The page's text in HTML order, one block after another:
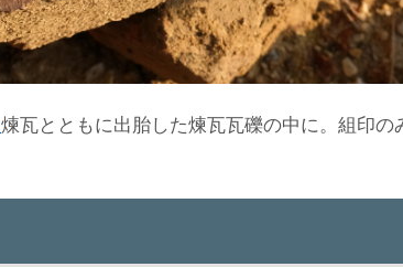
煉瓦とともに出胎した煉瓦瓦礫の中に。組印の